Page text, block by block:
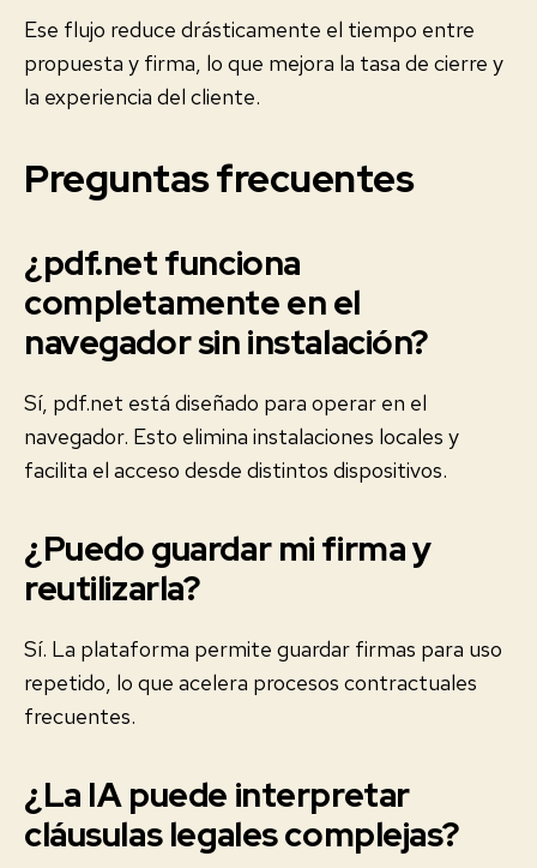
Ese flujo reduce drásticamente el tiempo entre
propuesta y firma, lo que mejora la tasa de cierre y
la experiencia del cliente.
Preguntas frecuentes
¿pdf.net funciona
completamente en el
navegador sin instalación?
Sí, pdf.net está diseñado para operar en el
navegador. Esto elimina instalaciones locales y
facilita el acceso desde distintos dispositivos.
¿Puedo guardar mi firma y
reutilizarla?
Sí. La plataforma permite guardar firmas para uso
repetido, lo que acelera procesos contractuales
frecuentes.
¿La IA puede interpretar
cláusulas legales complejas?